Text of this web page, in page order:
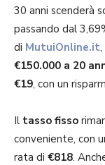
30 anni scenderà
passando dal
di MutuiOnline.it
€150.000 a 20
€19, con un
Il tasso fisso
conveniente, con
rata di €818.